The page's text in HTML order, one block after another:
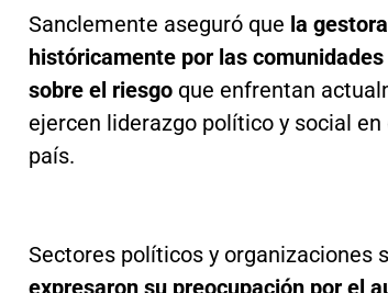
Sanclemente aseguró que la
históricamente por las comunidades
sobre el riesgo que enfrentan
ejercen liderazgo político y social
país.
Sectores políticos y organizaciones
expresaron su preocupación por el